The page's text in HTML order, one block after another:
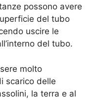
possono avere
del tubo
uscire le
del tubo.
molto
scarico delle
la terra e al